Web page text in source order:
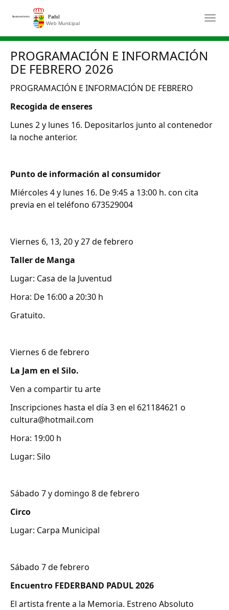
Saltar al contenido principal
PROGRAMACIÓN E INFORMACIÓN
DE FEBRERO 2026
PROGRAMACIÓN E INFORMACIÓN DE FEBRERO
Recogida de enseres
Lunes 2 y lunes 16. Depositarlos junto al contenedor
la noche anterior.
Punto de información al consumidor
Miércoles 4 y lunes 16. De 9:45 a 13:00 h. con cita
previa en el teléfono 673529004
Viernes 6, 13, 20 y 27 de febrero
Taller de Manga
Lugar: Casa de la Juventud
Hora: De 16:00 a 20:30 h
Gratuito.
Viernes 6 de febrero
La Jam en el Silo.
Ven a compartir tu arte
Inscripciones hasta el día 3 en el 621184621 o
cultura@hotmail.com
Hora: 19:00 h
Lugar: Silo
Sábado 7 y domingo 8 de febrero
Circo
Lugar: Carpa Municipal
Sábado 7 de febrero
Encuentro FEDERBAND PADUL 2026
El artista frente a la Memoria. Estreno Absoluto